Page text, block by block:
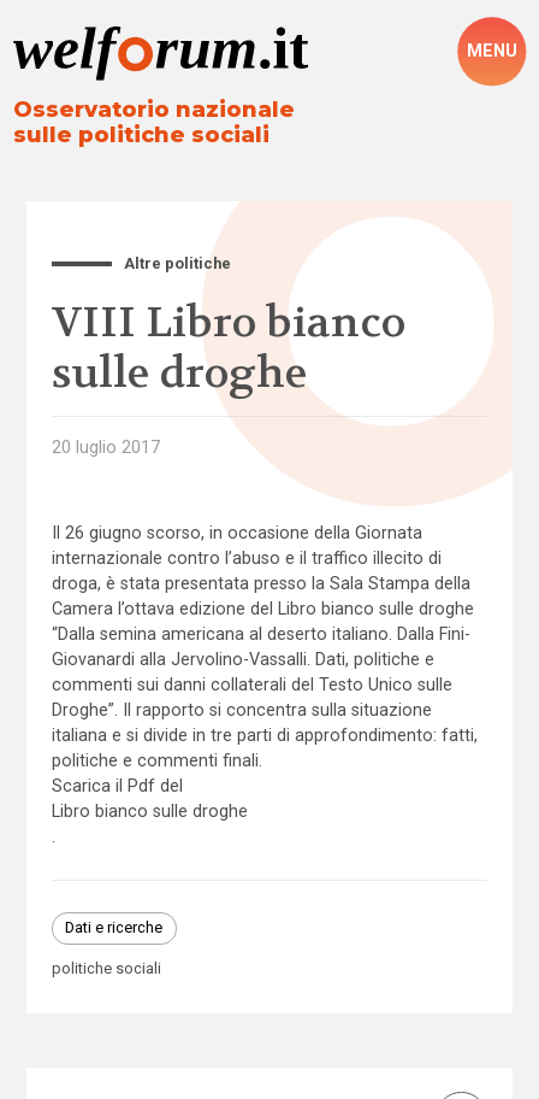
Osservatorio nazionale
sulle politiche sociali
MENU
Altre politiche
VIII Libro bianco
sulle droghe
20 luglio 2017
Il 26 giugno scorso, in occasione della Giornata
internazionale contro l’abuso e il traffico illecito di
droga, è stata presentata presso la Sala Stampa della
Camera l’ottava edizione del Libro bianco sulle droghe
“Dalla semina americana al deserto italiano. Dalla Fini-
Giovanardi alla Jervolino-Vassalli. Dati, politiche e
commenti sui danni collaterali del Testo Unico sulle
Droghe”. Il rapporto si concentra sulla situazione
italiana e si divide in tre parti di approfondimento: fatti,
politiche e commenti finali.
Scarica il Pdf del
Libro bianco sulle droghe
Dati e ricerche
politiche sociali